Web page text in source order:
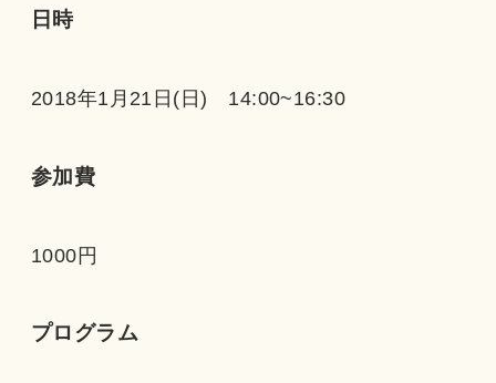
日時
2018年1月21日(日) 14:00~16:30
参加費
1000円
プログラム